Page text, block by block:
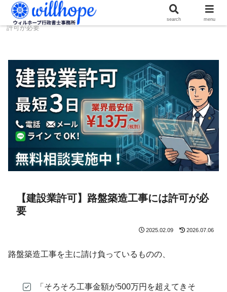
ホーム 建設コラム
【建設業許可】路盤築造工事には
許可が必要
【建設業許可】路盤築造工事には許可が必
要
2025.02.09 2026.07.06
路盤築造工事を主に請け負っているものの、
「そろそろ工事金額が500万円を超えてきそ
search menu